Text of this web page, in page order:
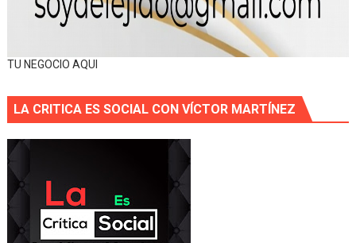
TU NEGOCIO AQUI
LA CRITICA ES SOCIAL CON VÍCTOR MARTÍNEZ